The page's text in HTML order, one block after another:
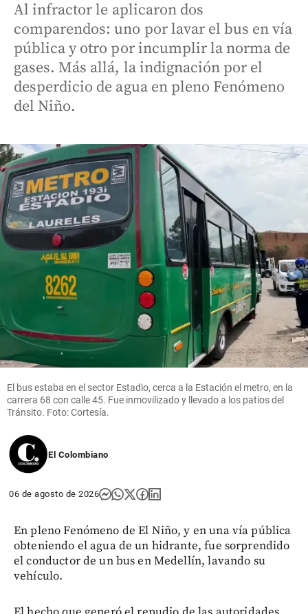
Al infractor le aplicaron dos
comparendos: uno por lavar el bus en vía
pública y otro por incumplir la norma de
gases. Más allá, la indignación por el
desperdicio de agua en pleno Fenómeno
del Niño.
El bus estaba en el sector Estadio, cerca a la Estación el metro, en la
carrera 68 con calle 45. Fue inmovilizado y llevado a los patios del
Tránsito. Foto: Cortesía.
El Colombiano
06 de agosto de 2026
En pleno Fenómeno de El Niño, y en una vía pública
obteniendo el agua de un hidrante, fue sorprendido
el conductor de un bus en Medellín, lavando su
vehículo.